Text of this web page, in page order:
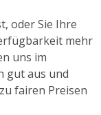
oder Sie Ihre
mehr
uns im
gut aus und
fairen Preisen